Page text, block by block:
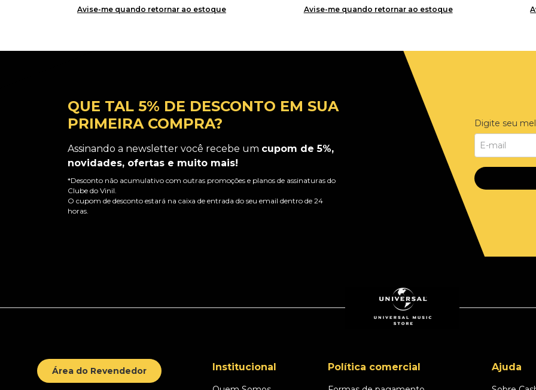
Avise-me quando retornar ao estoque Avise-me quando retornar ao estoque
QUE TAL 5% DE DESCONTO EM SUA
PRIMEIRA COMPRA?
Assinando a newsletter você recebe um cupom de 5%,
novidades, ofertas e muito mais!
*Desconto não acumulativo com outras promoções e planos de assinaturas do
Clube do Vinil.
O cupom de desconto estará na caixa de entrada do seu email dentro de 24
horas.
Digite seu
Área do Revendedor Institucional Política comercial Ajuda